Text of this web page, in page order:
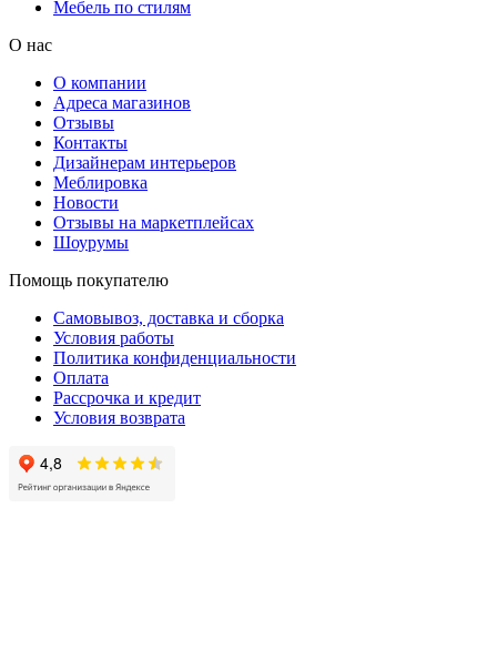
Мебель по стилям
О нас
О компании
Адреса магазинов
Отзывы
Контакты
Дизайнерам интерьеров
Меблировка
Новости
Отзывы на маркетплейсах
Шоурумы
Помощь покупателю
Самовывоз, доставка и сборка
Условия работы
Политика конфиденциальности
Оплата
Рассрочка и кредит
Условия возврата